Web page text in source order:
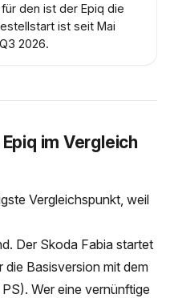
den ist der Epiq die
ist seit Mai
2026.
im Vergleich
Vergleichspunkt, weil
Der Skoda Fabia startet
Basisversion mit dem
Wer eine vernünftige